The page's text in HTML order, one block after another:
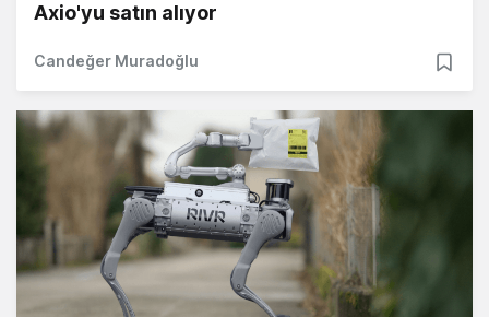
Axio'yu satın alıyor
Candeğer Muradoğlu